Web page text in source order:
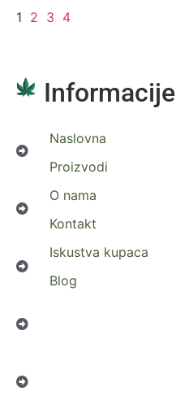
1 2 3 4
Informacije
Naslovna
Proizvodi
O nama
Kontakt
Iskustva kupaca
Blog